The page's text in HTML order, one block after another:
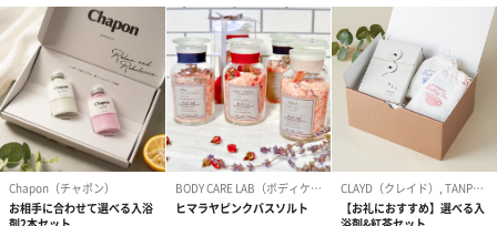
メッセージカード（通常・写真・グリーティング）
誕生日や結婚祝い・出産祝いなど、様々なシーンのメッセージカ
ードを同梱します。
メッセージカードや封筒のデザインは一部変更する場合がありま
す。